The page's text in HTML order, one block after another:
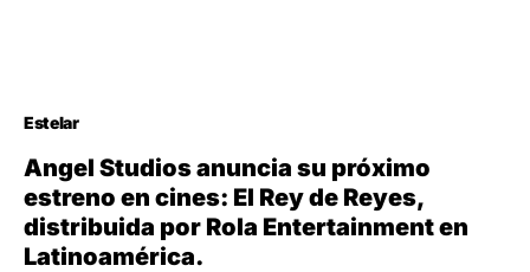
Estelar
Angel Studios anuncia su próximo
estreno en cines: El Rey de Reyes,
distribuida por Rola Entertainment en
Latinoamérica.